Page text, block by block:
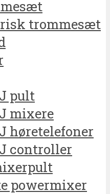
trommesæt
pult
mixere
høretelefoner
controller
powermixer